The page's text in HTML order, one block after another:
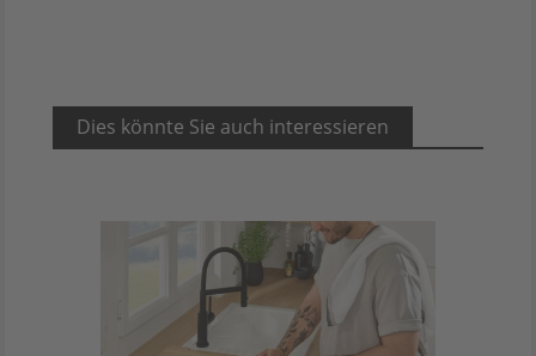
Dies könnte Sie auch interessieren